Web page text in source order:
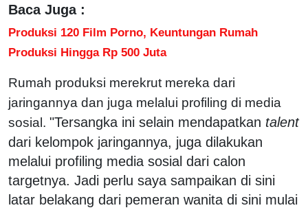
Baca Juga :
Produksi 120 Film Porno, Keuntungan Rumah
Produksi Hingga Rp 500 Juta
Rumah produksi merekrut mereka dari
jaringannya dan juga melalui profiling di media
sosial. "Tersangka ini selain mendapatkan talent
dari kelompok jaringannya, juga dilakukan
melalui profiling media sosial dari calon
targetnya. Jadi perlu saya sampaikan di sini
latar belakang dari pemeran wanita di sini mulai